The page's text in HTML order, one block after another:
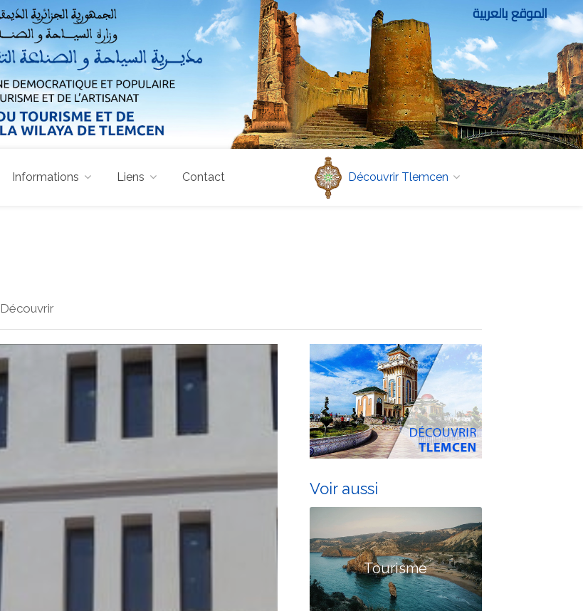
الموقع بالعربية
Informations Liens Contact Découvrir Tlemcen
Découvrir
Voir aussi
Tourisme